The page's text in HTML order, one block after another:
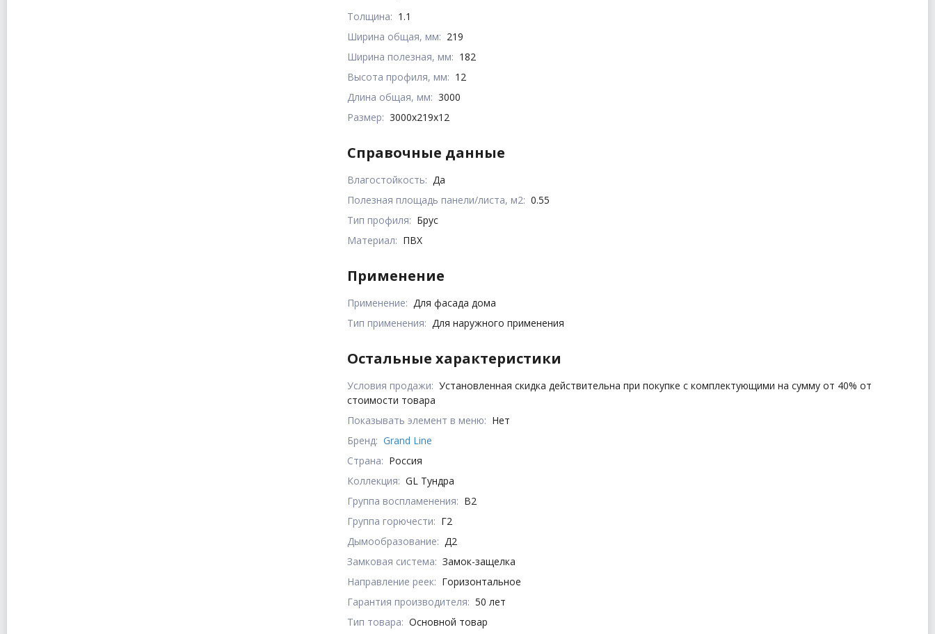
Толщина: 1.1
Ширина общая, мм: 219
Ширина полезная, мм: 182
Высота профиля, мм: 12
Длина общая, мм: 3000
Размер: 3000x219x12
Справочные данные
Влагостойкость: Да
Полезная площадь панели/листа, м2: 0.55
Тип профиля: Брус
Материал: ПВХ
Применение
Применение: Для фасада дома
Тип применения: Для наружного применения
Остальные характеристики
Условия продажи: Установленная скидка действительна при покупке с комплектующими на сумму от 40% от
стоимости товара
Показывать элемент в меню: Нет
Бренд: Grand Line
Страна: Россия
Коллекция: GL Тундра
Группа воспламенения: В2
Группа горючести: Г2
Дымообразование: Д2
Замковая система: Замок-защелка
Направление реек: Горизонтальное
Гарантия производителя: 50 лет
Тип товара: Основной товар